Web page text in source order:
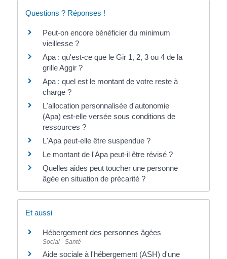
Questions ? Réponses !
Peut-on encore bénéficier du minimum
vieillesse ?
Apa : qu'est-ce que le Gir 1, 2, 3 ou 4 de la
grille Aggir ?
Apa : quel est le montant de votre reste à
charge ?
L'allocation personnalisée d'autonomie
(Apa) est-elle versée sous conditions de
ressources ?
L'Apa peut-elle être suspendue ?
Le montant de l'Apa peut-il être révisé ?
Quelles aides peut toucher une personne
âgée en situation de précarité ?
Et aussi
Hébergement des personnes âgées
Social - Santé
Aide sociale à l'hébergement (ASH) d'une